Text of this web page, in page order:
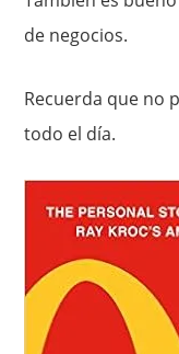
de negocios.
Recuerda que no
todo el día.